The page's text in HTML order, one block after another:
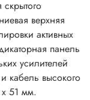
верхняя
активных
панель
усилителей
кабель высокого
51 мм.